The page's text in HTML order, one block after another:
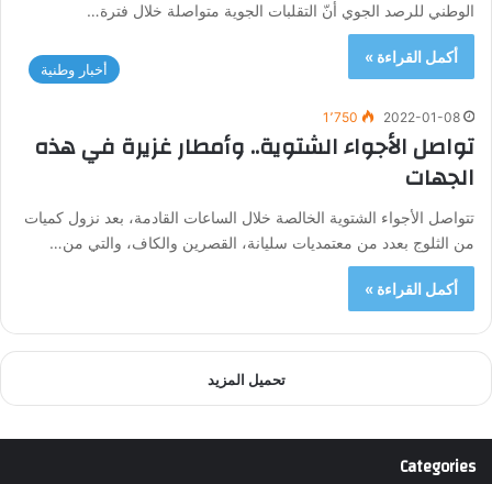
الوطني للرصد الجوي أنّ التقلبات الجوية متواصلة خلال فترة…
أكمل القراءة »
أخبار وطنية
2022-01-08 1٬750
تواصل الأجواء الشتوية.. وأمطار غزيرة في هذه
الجهات
تتواصل الأجواء الشتوية الخالصة خلال الساعات القادمة، بعد نزول كميات
من الثلوج بعدد من معتمديات سليانة، القصرين والكاف، والتي من…
أكمل القراءة »
تحميل المزيد
Categories